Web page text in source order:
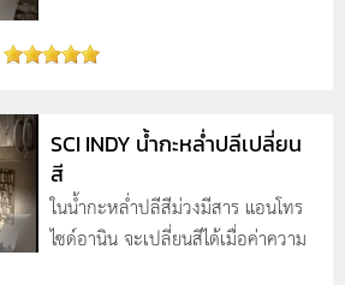
SCI INDY น้ำกะหล่ำปลีเปลี่ยน
สี
ในน้ำกะหล่ำปลีสีม่วงมีสาร แอนโทร
ไซด์อานิน จะเปลี่ยนสีได้เมื่อค่าความ